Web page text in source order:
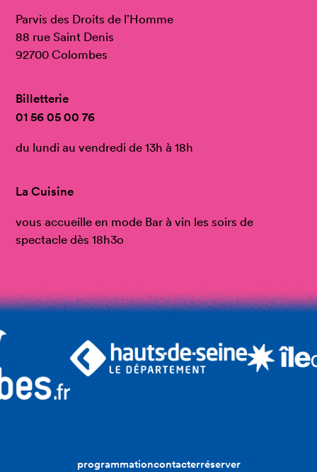
Parvis des Droits de l’Homme
88 rue Saint Denis
92700 Colombes
Billetterie
01 56 05 00 76
du lundi au vendredi de 13h à 18h
La Cuisine
vous accueille en mode Bar à vin les soirs de
spectacle dès 18h3o
programmationcontacterréserver